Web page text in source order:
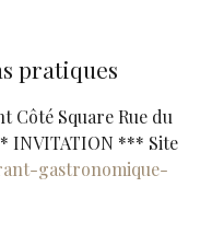
pratiques
Côté Square Rue du
INVITATION *** Site
gastronomique-